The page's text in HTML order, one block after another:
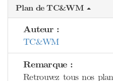
Plan de TC&WM
Auteur :
TC&WM
Remarque :
Retrouvez tous nos